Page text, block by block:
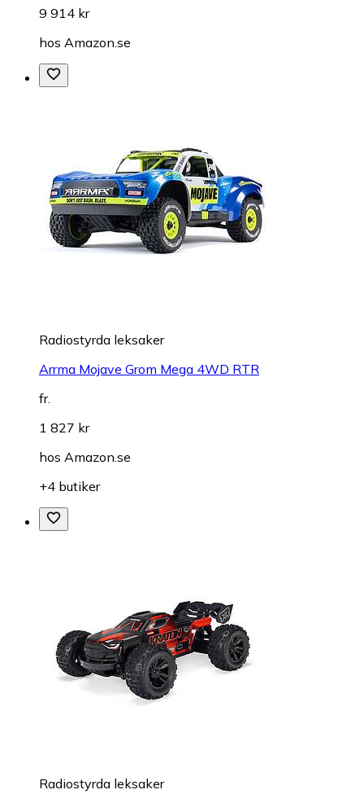
9 914 kr
hos Amazon.se
Radiostyrda leksaker
Arrma Mojave Grom Mega 4WD RTR
fr.
1 827 kr
hos Amazon.se
+4 butiker
Radiostyrda leksaker